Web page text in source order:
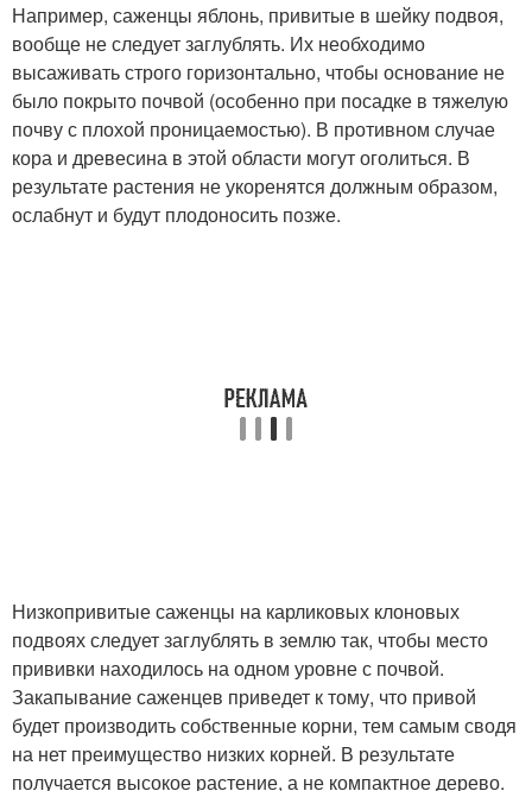
Например, саженцы яблонь, привитые в шейку подвоя,
вообще не следует заглублять. Их необходимо
высаживать строго горизонтально, чтобы основание не
было покрыто почвой (особенно при посадке в тяжелую
почву с плохой проницаемостью). В противном случае
кора и древесина в этой области могут оголиться. В
результате растения не укоренятся должным образом,
ослабнут и будут плодоносить позже.
Низкопривитые саженцы на карликовых клоновых
подвоях следует заглублять в землю так, чтобы место
прививки находилось на одном уровне с почвой.
Закапывание саженцев приведет к тому, что привой
будет производить собственные корни, тем самым сводя
на нет преимущество низких корней. В результате
получается высокое растение, а не компактное дерево.